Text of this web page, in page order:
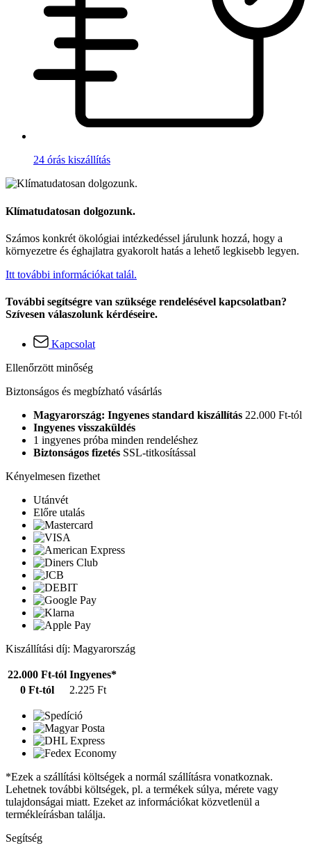
24 órás kiszállítás
Klímatudatosan dolgozunk.
Számos konkrét ökológiai intézkedéssel járulunk hozzá, hogy a
környezetre és éghajlatra gyakorolt hatás a lehető legkisebb legyen.
Itt további információkat talál.
További segítségre van szüksége rendelésével kapcsolatban?
Szívesen válaszolunk kérdéseire.
Kapcsolat
Ellenőrzött minőség
Biztonságos és megbízható vásárlás
Magyarország: Ingyenes standard kiszállítás 22.000 Ft-tól
Ingyenes visszaküldés
1 ingyenes próba minden rendeléshez
Biztonságos fizetés SSL-titkosítással
Kényelmesen fizethet
Utánvét
Előre utalás
Kiszállítási díj: Magyarország
22.000 Ft-tól Ingyenes*
0 Ft-tól
2.225 Ft
*Ezek a szállítási költségek a normál szállításra vonatkoznak.
Lehetnek további költségek, pl. a termékek súlya, mérete vagy
tulajdonságai miatt. Ezeket az információkat közvetlenül a
termékleírásban találja.
Segítség